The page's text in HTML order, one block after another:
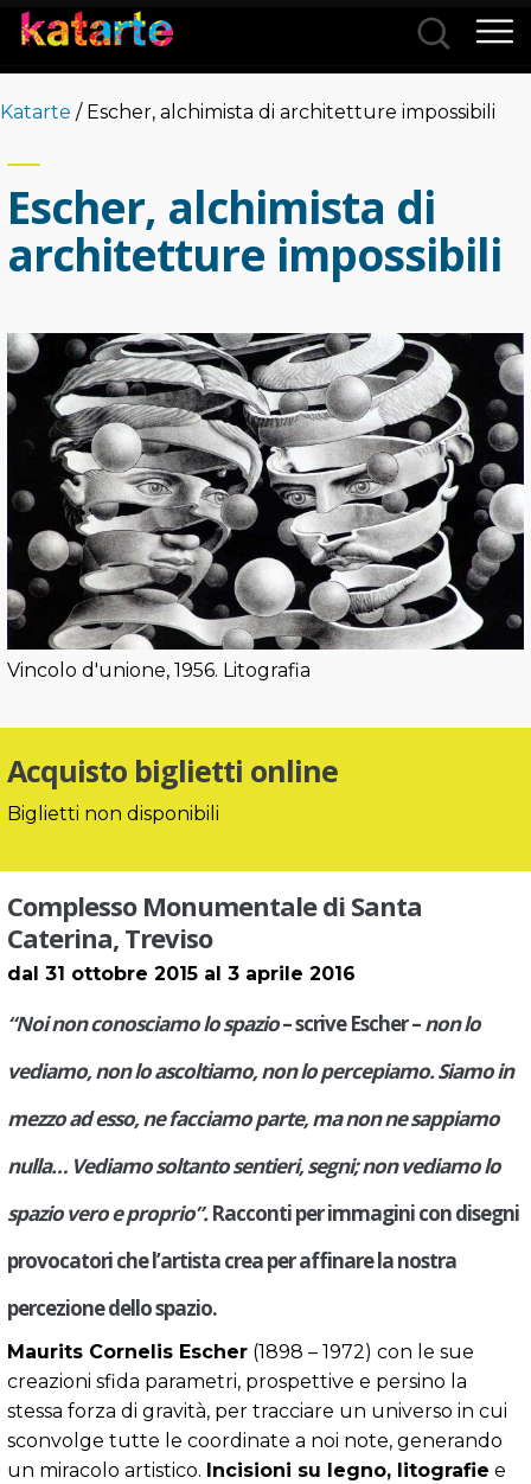
Katarte / Escher, alchimista di architetture impossibili
Vincolo d'unione, 1956. Litografia
Escher, alchimista di
architetture impossibili
Acquisto biglietti online
Biglietti non disponibili
Complesso Monumentale di Santa
Caterina, Treviso
dal 31 ottobre 2015 al 3 aprile 2016
“Noi non conosciamo lo spazio– scrive Escher –non lo
vediamo, non lo ascoltiamo, non lo percepiamo. Siamo in
mezzo ad esso, ne facciamo parte, ma non ne sappiamo
nulla… Vediamo soltanto sentieri, segni; non vediamo lo
spazio vero e proprio”.Racconti per immagini con disegni
provocatori che l’artista crea per affinare la nostra
percezione dello spazio.
Maurits Cornelis Escher (1898 – 1972) con le sue
creazioni sfida parametri, prospettive e persino la
stessa forza di gravità, per tracciare un universo in cui
sconvolge tutte le coordinate a noi note, generando
un miracolo artistico. Incisioni su legno, litografie e